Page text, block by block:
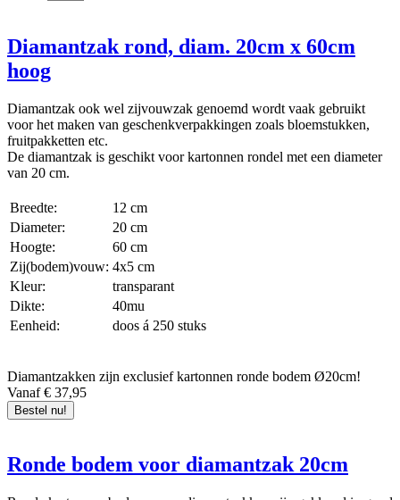
Diamantzak rond, diam. 20cm x 60cm
hoog
Diamantzak ook wel zijvouwzak genoemd wordt vaak gebruikt
voor het maken van geschenkverpakkingen zoals bloemstukken,
fruitpakketten etc.
De diamantzak is geschikt voor kartonnen rondel met een diameter
van 20 cm.
Breedte:
12 cm
Diameter:
20 cm
Hoogte:
60 cm
Zij(bodem)vouw: 4x5 cm
Kleur:
transparant
Dikte:
40mu
Eenheid:
doos á 250 stuks
Diamantzakken zijn exclusief kartonnen ronde bodem Ø20cm!
Vanaf € 37,95
Bestel nu!
Ronde bodem voor diamantzak 20cm